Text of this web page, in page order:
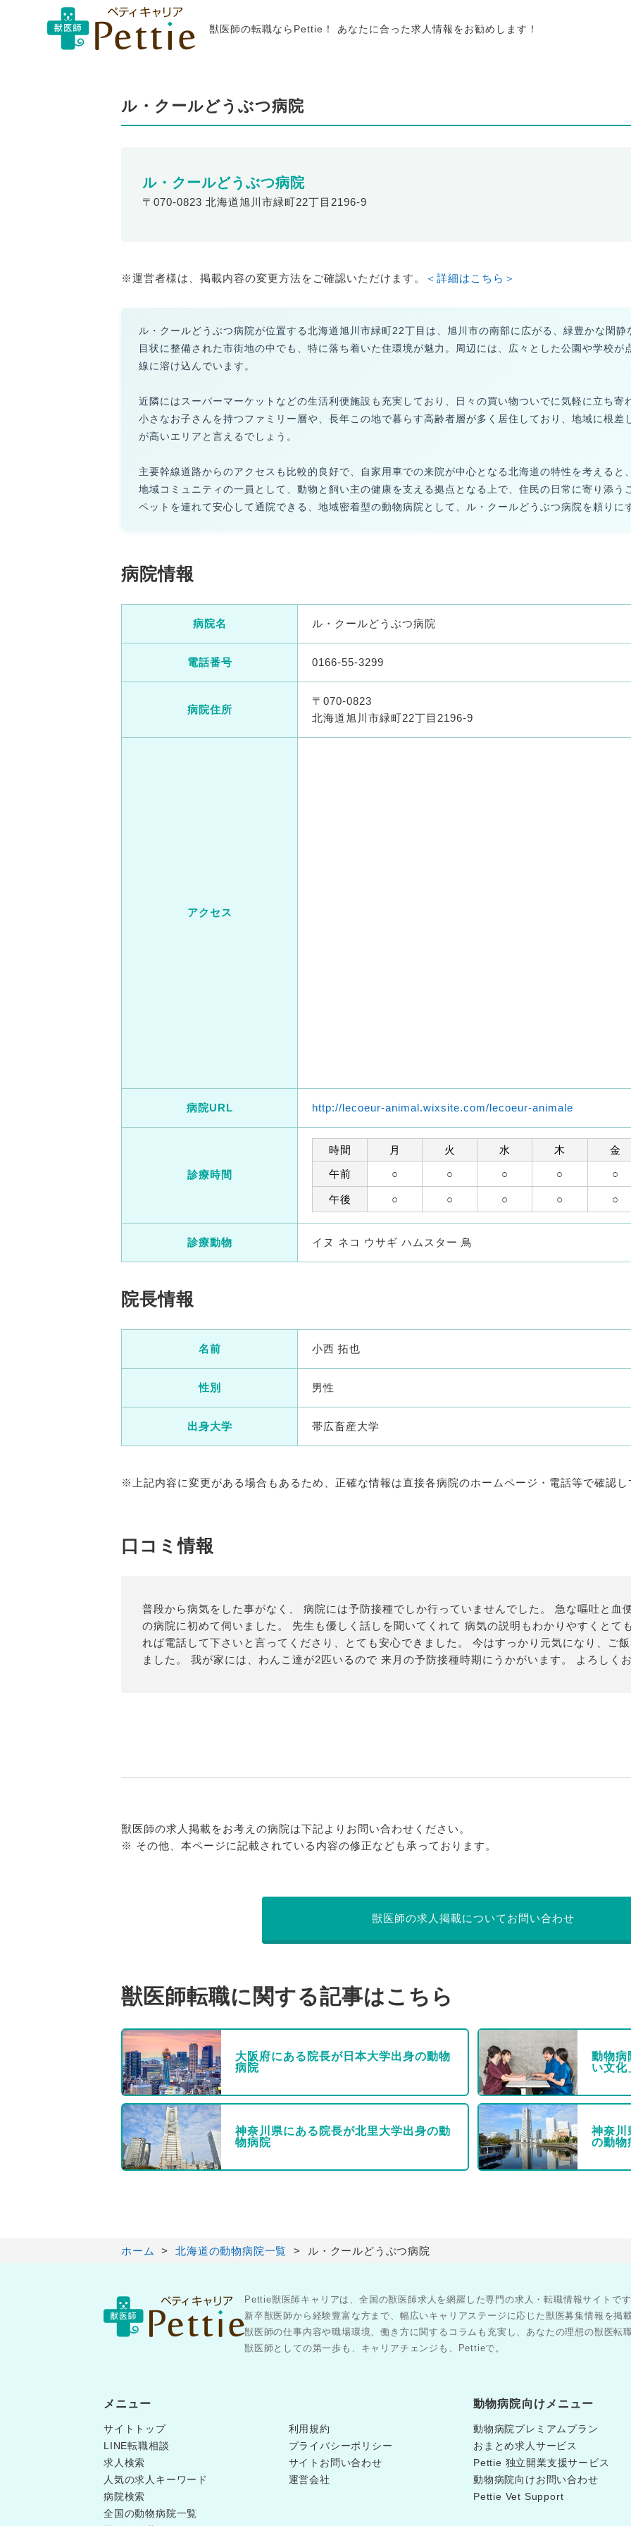
獣医師の転職ならPettie！ あなたに合った求人情報をお勧めします！
ル・クールどうぶつ病院
ル・クールどうぶつ病院
〒070-0823 北海道旭川市緑町22丁目2196-9
※運営者様は、掲載内容の変更方法をご確認いただけます。 ＜詳細はこちら＞
ル・クールどうぶつ病院が位置する北海道旭川市緑町22丁目は、旭川市の南部に広がる、緑豊かな閑
目状に整備された市街地の中でも、特に落ち着いた住環境が魅力。周辺には、広々とした公園や学校が
線に溶け込んでいます。
近隣にはスーパーマーケットなどの生活利便施設も充実しており、日々の買い物ついでに気軽に立ち寄
小さなお子さんを持つファミリー層や、長年この地で暮らす高齢者層が多く居住しており、地域に根差
が高いエリアと言えるでしょう。
主要幹線道路からのアクセスも比較的良好で、自家用車での来院が中心となる北海道の特性を考えると
地域コミュニティの一員として、動物と飼い主の健康を支える拠点となる上で、住民の日常に寄り添う
ペットを連れて安心して通院できる、地域密着型の動物病院として、ル・クールどうぶつ病院を頼りに
病院情報
病院名 ル・クールどうぶつ病院
電話番号 0166-55-3299
病院住所
〒070-0823
北海道旭川市緑町22丁目2196-9
アクセス
病院URL http://lecoeur-animal.wixsite.com/lecoeur-animale
診療時間
時間 月 火 水 木 金
午前
○ ○ ○ ○ ○
午後 ○ ○ ○ ○ ○
診療動物 イヌ ネコ ウサギ ハムスター 鳥
院長情報
名前 小西 拓也
性別 男性
出身大学 帯広畜産大学
※上記内容に変更がある場合もあるため、正確な情報は直接各病院のホームページ・電話等で確認し
口コミ情報
普段から病気をした事がなく、 病院には予防接種でしか行っていませんでした。 急な嘔吐と血
の病院に初めて伺いました。 先生も優しく話しを聞いてくれて 病気の説明もわかりやすくとて
れば電話して下さいと言ってくださり、とても安心できました。 今はすっかり元気になり、ご
ました。 我が家には、わんこ達が2匹いるので 来月の予防接種時期にうかがいます。 よろしくお
獣医師の求人掲載をお考えの病院は下記よりお問い合わせください。
※ その他、本ページに記載されている内容の修正なども承っております。
獣医師の求人掲載についてお問い合わせ
獣医師転職に関する記事はこちら
大阪府にある院長が日本大学出身の動物
病院
動物病
い文化
神奈川県にある院長が北里大学出身の動
物病院
神奈川
の動物
ホーム 北海道の動物病院一覧 ル・クールどうぶつ病院
Pettie獣医師キャリアは、全国の獣医師求人を網羅した専門の求人・転職情報サイトです
新卒獣医師から経験豊富な方まで、幅広いキャリアステージに応じた獣医募集情報を掲載
獣医師の仕事内容や職場環境、働き方に関するコラムも充実し、あなたの理想の獣医転
獣医師としての第一歩も、キャリアチェンジも、Pettieで。
メニュー
サイトトップ
LINE転職相談
求人検索
人気の求人キーワード
病院検索
全国の動物病院一覧
利用規約
プライバシーポリシー
サイトお問い合わせ
運営会社
動物病院向けメニュー
動物病院プレミアムプラン
おまとめ求人サービス
Pettie 独立開業支援サービス
動物病院向けお問い合わせ
Pettie Vet Support